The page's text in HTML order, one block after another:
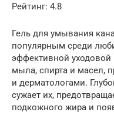
Рейтинг: 4.8
Гель для умывания
популярным среди
эффективной
мыла, спирта и масел,
и дерматологами.
сужает их,
подкожного жира и